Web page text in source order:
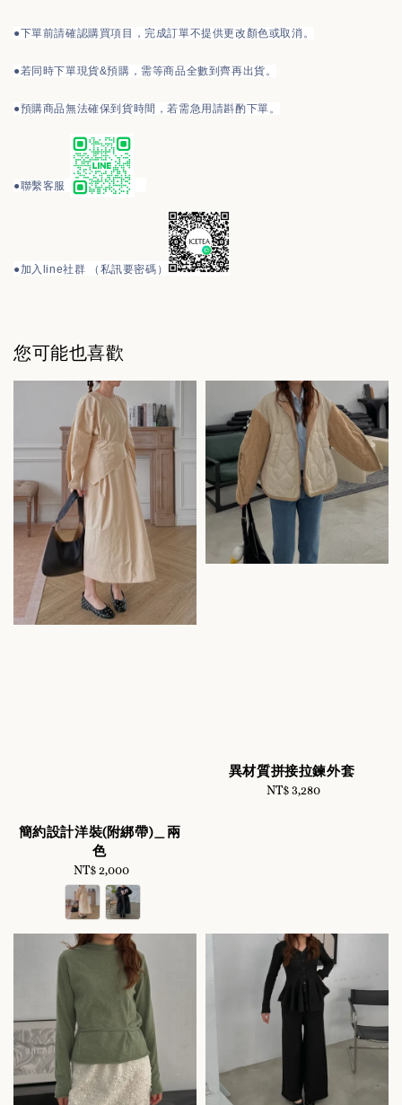
●下單前請確認購買項目，完成訂單不提供更改顏色或取消。
●若同時下單現貨&預購，需等商品全數到齊再出貨。
●預購商品無法確保到貨時間，若需急用請斟酌下單。
●聯繫客服
●加入line社群 （私訊要密碼）
您可能也喜歡
簡約設計洋裝(附綁帶)＿兩
色
Regular
price
NT$ 2,000
異材質拼接拉鍊外套
Regular
NT$ 3,280